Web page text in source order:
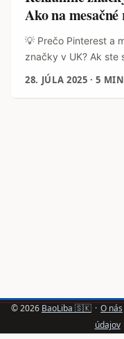
energický video
„limited time“ alebo
Ako na
💡 Prečo Pinterest a
značky v UK? Ak ste
zvažujete, kde
marketingu, určite
28. JÚLA 2025 ·5
© 2026 BaoLiba 🇸🇰 · O nás
údajov